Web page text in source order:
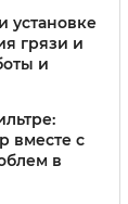
установке
грязи и
и
вместе с
в